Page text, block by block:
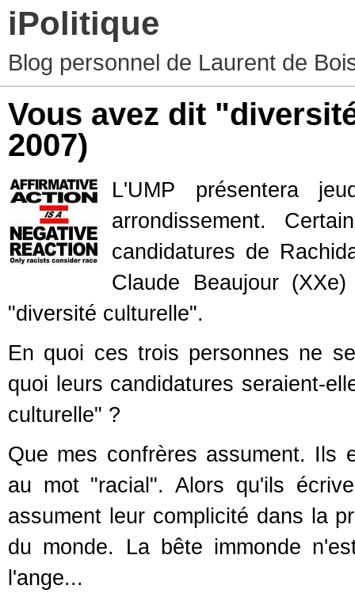
iPolitique
Blog personnel de Laurent de
Vous avez dit
2007)
L'UMP présentera
arrondissement.
candidatures de
Claude Beaujour
"diversité culturelle".
En quoi ces trois personnes ne
quoi leurs candidatures seraient-
culturelle" ?
Que mes confrères assument. Ils
au mot "racial". Alors qu'ils
assument leur complicité dans la
du monde. La bête immonde
l'ange...